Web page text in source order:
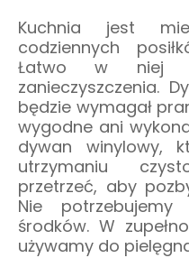
Kuchnia jest
codziennych
Łatwo w niej
zanieczyszczenia.
będzie wymagał
wygodne ani
dywan winylowy,
utrzymaniu
przetrzeć, aby
Nie
środków. W
używamy do